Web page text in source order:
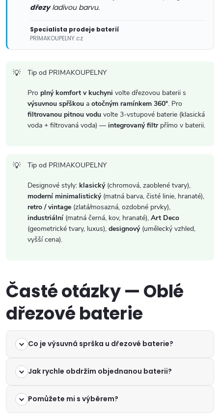
v
ý
dřezyladivou barvu.
Specialista prodeje baterií
PRIMAKOUPELNY.cz
Tip od PRIMAKOUPELNY
Pro plný komfort v kuchyni volte dřezovou baterii s
výsuvnou spřškou a otočným ramínkem 360°. Pro
filtrovanou pitnou vodu volte 3-vstupové baterie (klasická
voda + filtrovaná voda) — integrovaný filtrpřímo v baterii.
Tip od PRIMAKOUPELNY
Designové styly: klasický(chromová, zaoblené tvary),
moderní minimalistický(matná barva, čisté linie, hranaté),
retro / vintage (zlatá/mosazná, ozdobné prvky),
industriální (matná černá, kov, hranaté), Art Deco
(geometrické tvary, luxus), designový(umělecký vzhled,
vyšší cena).
Časté otázky — Oblé
dřezové baterie
Co je výsuvná sprška u dřezové baterie?
Jak rychle obdržím objednanou baterii?
Pomůžete mi s výběrem?